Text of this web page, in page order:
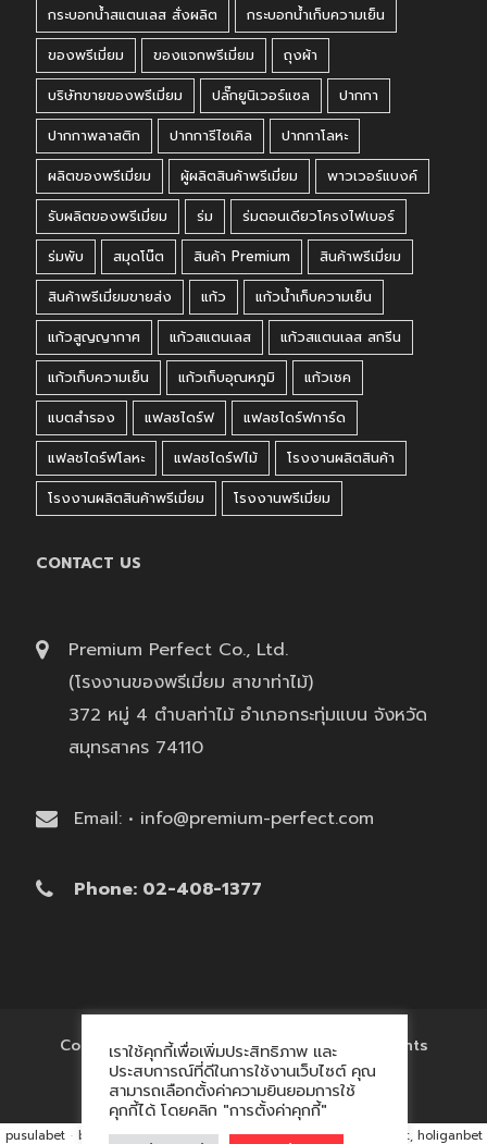
กระบอกน้ำสแตนเลส สั่งผลิต
กระบอกน้ำเก็บความเย็น
ของพรีเมี่ยม
ของแจกพรีเมี่ยม
ถุงผ้า
บริษัทขายของพรีเมี่ยม
ปลั๊กยูนิเวอร์แซล
ปากกา
ปากกาพลาสติก
ปากการีไซเคิล
ปากกาโลหะ
ผลิตของพรีเมี่ยม
ผู้ผลิตสินค้าพรีเมี่ยม
พาวเวอร์แบงค์
รับผลิตของพรีเมี่ยม
ร่ม
ร่มตอนเดียวโครงไฟเบอร์
ร่มพับ
สมุดโน๊ต สินค้า Premium
สินค้าพรีเมี่ยม
สินค้าพรีเมี่ยมขายส่ง
แก้ว
แก้วน้ำเก็บความเย็น
แก้วสูญญากาศ
แก้วสแตนเลส
แก้วสแตนเลส สกรีน
แก้วเก็บความเย็น
แก้วเก็บอุณหภูมิ
แก้วเชค
แบตสำรอง
แฟลชไดร์ฟ
แฟลชไดร์ฟการ์ด
แฟลชไดร์ฟโลหะ
แฟลชไดร์ฟไม้
โรงงานผลิตสินค้า
โรงงานผลิตสินค้าพรีเมี่ยม
โรงงานพรีเมี่ยม
CONTACT US
Premium Perfect Co., Ltd.
(โรงงานของพรีเมี่ยม สาขาท่าไม้)
372 หมู่ 4 ตำบลท่าไม้ อำเภอกระทุ่มแบน จังหวัด
สมุทรสาคร 74110
Email: • info@premium-perfect.com
Phone: 02-408-1377
Copyright © 2017 'โรงงานของพรีเมี่ยม' All Rights
Reserved.
เราใช้คุกกี้เพื่อเพิ่มประสิทธิภาพ และ
ประสบการณ์ที่ดีในการใช้งานเว็บไซต์ คุณ
สามารถเลือกตั้งค่าความยินยอมการใช้
คุกกี้ได้ โดยคลิก "การตั้งค่าคุกกี้"
pusulabet · betyap · avrupabet · matbet, matbet giriş · holiganbet, holiganbet